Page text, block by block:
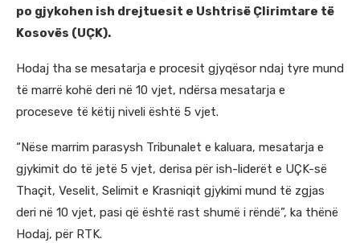
po gjykohen ish drejtuesit e Ushtrisë Çlirimtare të
Kosovës (UÇK).
Hodaj tha se mesatarja e procesit gjyqësor ndaj tyre mund
të marrë kohë deri në 10 vjet, ndërsa mesatarja e
proceseve të këtij niveli është 5 vjet.
“Nëse marrim parasysh Tribunalet e kaluara, mesatarja e
gjykimit do të jetë 5 vjet, derisa për ish-liderët e UÇK-së
Thaçit, Veselit, Selimit e Krasniqit gjykimi mund të zgjas
deri në 10 vjet, pasi që është rast shumë i rëndë”, ka thënë
Hodaj, për RTK.